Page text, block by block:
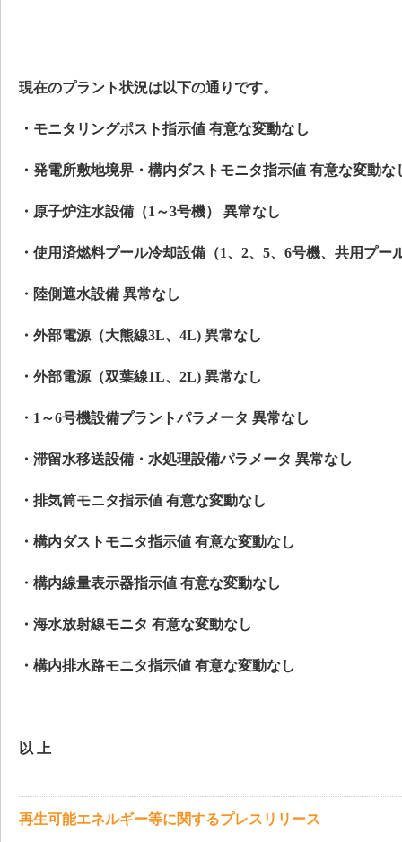
現在のプラント状況は以下の通りです。
・モニタリングポスト指示値 有意な変動なし
・発電所敷地境界・構内ダストモニタ指示値 有意な変動な
・原子炉注水設備（1～3号機） 異常なし
・使用済燃料プール冷却設備（1、2、5、6号機、共用プー
・陸側遮水設備 異常なし
・外部電源（大熊線3L、4L) 異常なし
・外部電源（双葉線1L、2L) 異常なし
・1～6号機設備プラントパラメータ 異常なし
・滞留水移送設備・水処理設備パラメータ 異常なし
・排気筒モニタ指示値 有意な変動なし
・構内ダストモニタ指示値 有意な変動なし
・構内線量表示器指示値 有意な変動なし
・海水放射線モニタ 有意な変動なし
・構内排水路モニタ指示値 有意な変動なし
以 上
再生可能エネルギー等に関するプレスリリース